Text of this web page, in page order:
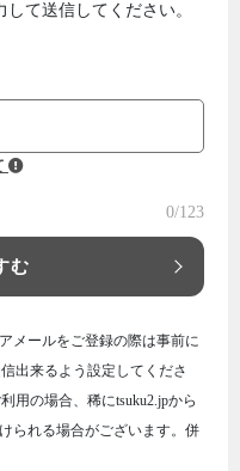
て送信してください。
0/123
む
メールをご登録の際は事前に
出来るよう設定してくださ
用の場合、稀にtsuku2.jpから
られる場合がございます。併